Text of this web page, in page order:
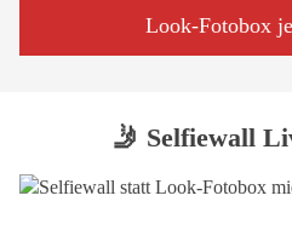
Look-Fotobox
🤳 Selfiewall